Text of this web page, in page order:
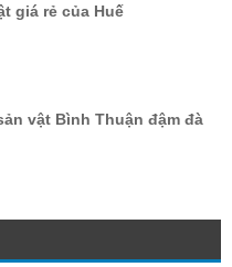
giá rẻ của Huế
vật Bình Thuận đậm đà